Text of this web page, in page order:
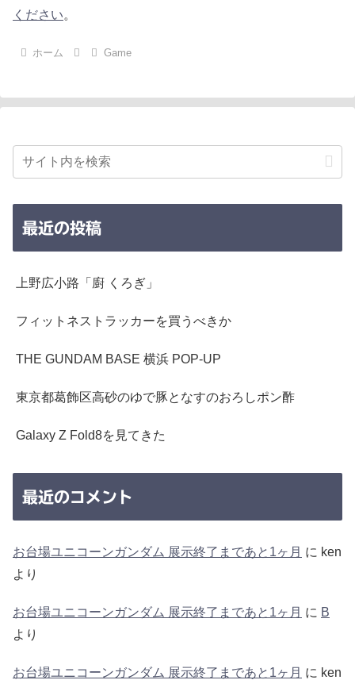
ください。
ホーム Game
最近の投稿
上野広小路「廚 くろぎ」
フィットネストラッカーを買うべきか
THE GUNDAM BASE 横浜 POP-UP
東京都葛飾区高砂のゆで豚となすのおろしポン酢
Galaxy Z Fold8を見てきた
最近のコメント
お台場ユニコーンガンダム 展示終了まであと1ヶ月 に ken
より
お台場ユニコーンガンダム 展示終了まであと1ヶ月 に B
より
お台場ユニコーンガンダム 展示終了まであと1ヶ月 に ken